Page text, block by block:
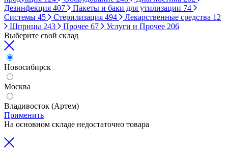
Дезинфекция 407 Пакеты и баки для утилизации 74
Системы 45 Стерилизация 494 Лекарственные средства 12
Шприцы 243 Прочее 67 Услуги и Прочее 206
Выберите свой склад
Новосибирск
Москва
Владивосток (Артем)
Применить
На основном складе недостаточно товара